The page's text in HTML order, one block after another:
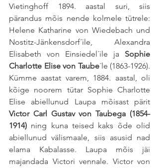
Vietinghoff 1894. aastal suri, siis
Helene Katharine von Wiedebach und
Nostitz-Jänkensdorf´ile, Alexandra
Elisabeth von Einsiedel´ile ja Sophie
Charlotte Elise von Taube´le (1863-1926).
Kümme aastat varem, 1884. aastal, oli
kõige noorem tütar Sophie Charlotte
Elise abiellunud
Victor Carl Gustav von Taubega (1854-
1914) ning kuna teised kaks õde olid
abiellunud välismaale, siis asusid nad
elama Kabalasse. Laupa mõis jäi
majandada Victori vennale. Victor von